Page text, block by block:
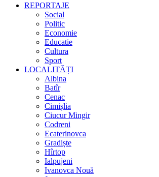
REPORTAJE
Social
Politic
Economie
Educatie
Cultura
Sport
LOCALITĂȚI
Albina
Batîr
Cenac
Cimișlia
Ciucur Mingir
Codreni
Ecaterinovca
Gradiște
Hîrtop
Ialpujeni
Ivanovca Nouă